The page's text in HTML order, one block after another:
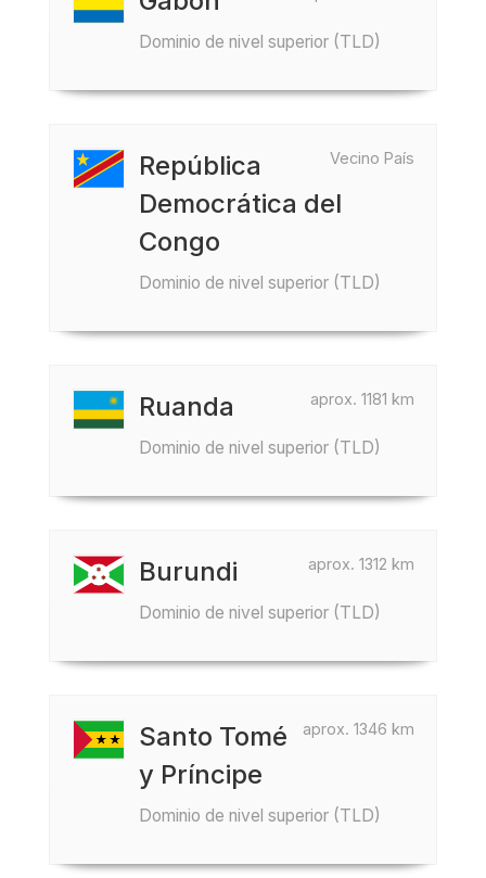
Dominio de nivel superior (TLD)
Vecino País
República
Democrática del
Congo
Dominio de nivel superior (TLD)
aprox. 1181 km
Ruanda
Dominio de nivel superior (TLD)
aprox. 1312 km
Burundi
Dominio de nivel superior (TLD)
aprox. 1346 km
Santo Tomé
y Príncipe
Dominio de nivel superior (TLD)